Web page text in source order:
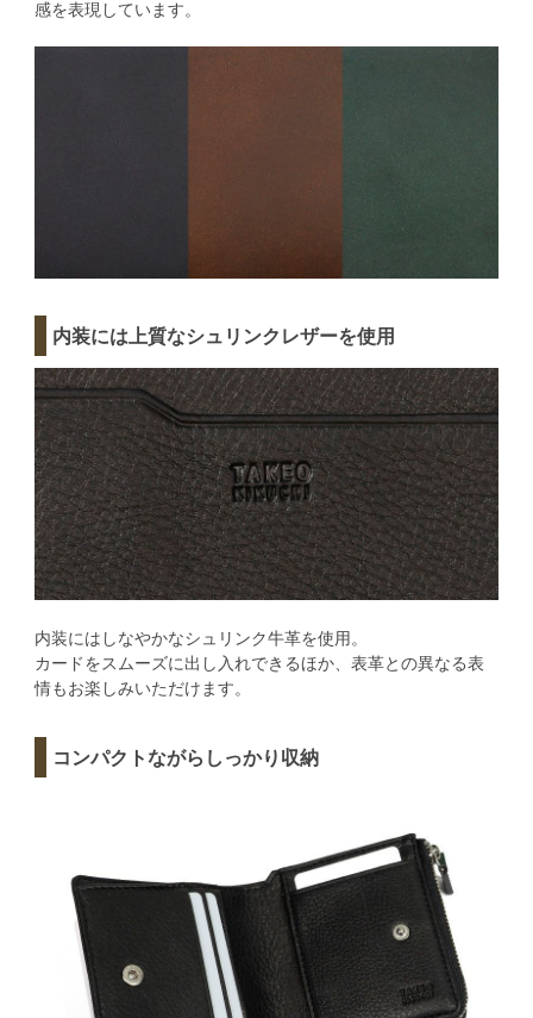
感を表現しています。
内装には上質なシュリンクレザーを使用
内装にはしなやかなシュリンク牛革を使用。
カードをスムーズに出し入れできるほか、表革との異なる表
情もお楽しみいただけます。
コンパクトながらしっかり収納